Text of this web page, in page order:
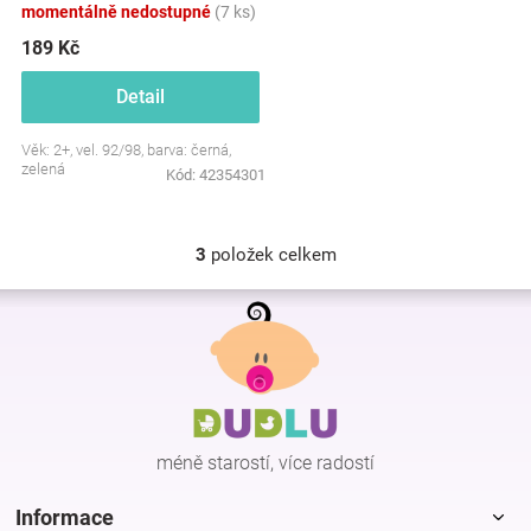
momentálně nedostupné (7 ks)
189 Kč
Detail
Věk: 2+, vel. 92/98, barva: černá,
zelená
Kód: 42354301
O
v
l
d
a
c
í
p
r
3 položek celkem
Z
méně starostí, více radostí
Informace